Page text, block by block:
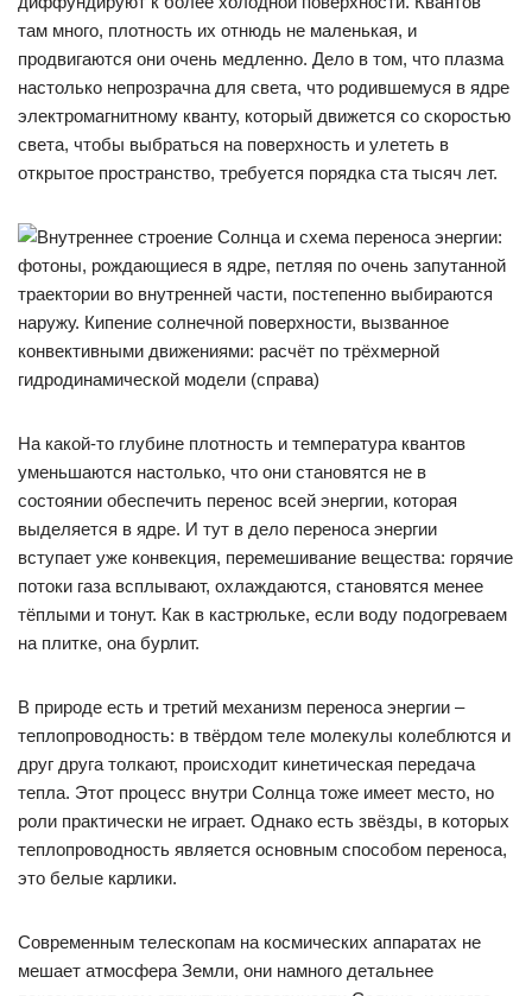
там много, плотность их отнюдь не маленькая, и
продвигаются они очень медленно. Дело в том, что плазма
настолько непрозрачна для света, что родившемуся в ядре
электромагнитному кванту, который движется со скоростью
света, чтобы выбраться на поверхность и улететь в
открытое пространство, требуется порядка ста тысяч лет.
На какой-то глубине плотность и температура квантов
уменьшаются настолько, что они становятся не в
состоянии обеспечить перенос всей энергии, которая
выделяется в ядре. И тут в дело переноса энергии
вступает уже конвекция, перемешивание вещества: горячие
потоки газа всплывают, охлаждаются, становятся менее
тёплыми и тонут. Как в кастрюльке, если воду подогреваем
на плитке, она бурлит.
В природе есть и третий механизм переноса энергии –
теплопроводность: в твёрдом теле молекулы колеблются и
друг друга толкают, происходит кинетическая передача
тепла. Этот процесс внутри Солнца тоже имеет место, но
роли практически не играет. Однако есть звёзды, в которых
теплопроводность является основным способом переноса,
это белые карлики.
Современным телескопам на космических аппаратах не
мешает атмосфера Земли, они намного детальнее